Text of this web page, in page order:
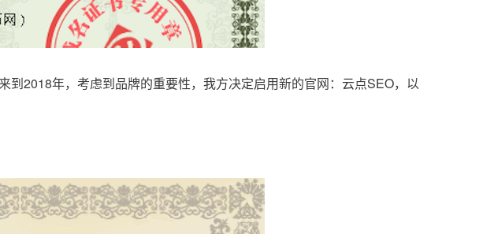
2018年，考虑到品牌的重要性，我方决定启用新的官网：云点SEO，以